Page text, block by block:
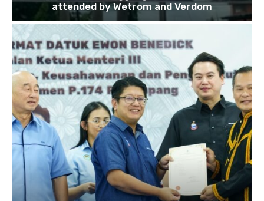
attended by Wetrom and Verdom